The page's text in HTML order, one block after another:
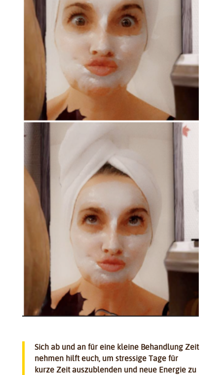
Sich ab und an für eine kleine Behandlung Zeit
nehmen hilft euch, um stressige Tage für
kurze Zeit auszublenden und neue Energie zu